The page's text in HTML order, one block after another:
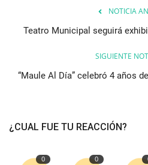
NOTICIA
Teatro Municipal seguirá
SIGUIENTE
“Maule Al Día” celebró 4 años
¿CUAL FUE TU REACCIÓN?
0 0